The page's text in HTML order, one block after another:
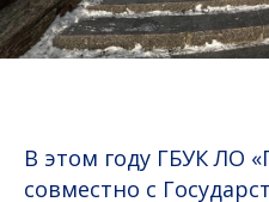
В этом году ГБУК ЛО
совместно с